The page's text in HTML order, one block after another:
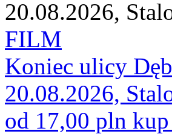
20.08.2026,
FILM
Koniec ulicy
20.08.2026,
od 17,00 pln